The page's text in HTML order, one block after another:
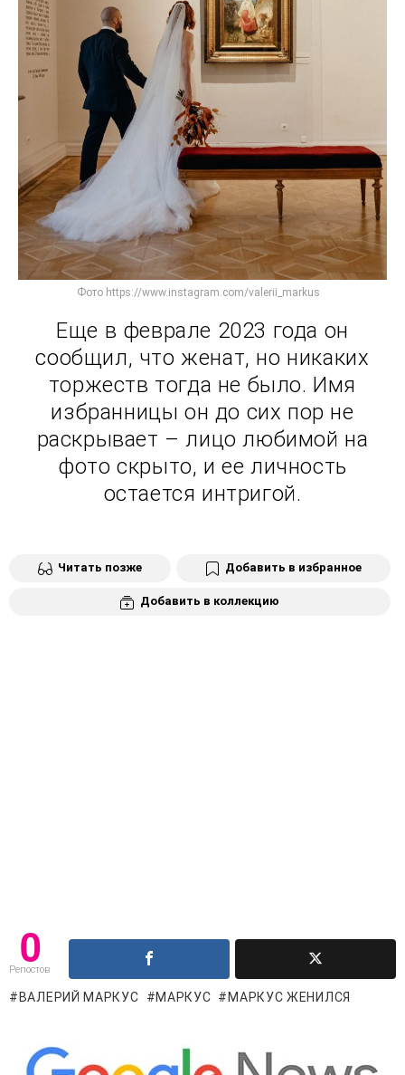
Фото https://www.instagram.com/valerii_markus
Еще в феврале 2023 года он
сообщил, что женат, но никаких
торжеств тогда не было. Имя
избранницы он до сих пор не
раскрывает – лицо любимой на
фото скрыто, и ее личность
остается интригой.
Читать позже Добавить в избранное
Добавить в коллекцию
0
Репостов
ВАЛЕРИЙ МАРКУС МАРКУС МАРКУС ЖЕНИЛСЯ